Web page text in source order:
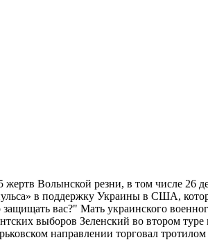
в результате эксгумационных работ обнаружены останки 55 жертв Волынской резни, в том числе 26 детей • ГУР, зачем-то, показали видео сегодняшней атаки морского дрона на отдыхающих на пляжах Ялты • The Atlantic пишет об «иссякании импульса» в поддержку Украины в США, который проявился в предыдущие месяцы на фоне усиления ударов по РФ и потепления в отношениях Зеленского и Трампа • "Ну и на***й оно надо защищать вас?" Мать украинского военного во Львовской области избили и выгнали из автобуса за русский язык • У Зеленского обострились отношения с Залужным • В случае президентских выборов Зеленский во втором туре проиграл бы всем основным конкурентам • Командир артиллерийского дивизиона одной из воинских частей, выполняющей боевые задачи на Харьковском направлении торговал тротилом • Турция, Саудовская Аравия и Пакистан создали военный союз • В Харькове тарифы на водоснабжение будут повышены в 3,5 раза • «Эту х@рню нужно заканчивать…»: Нардеп Гончаренко рассказал о штрафе за использование русского языка для известного украинского тренера • В бывших польских селах Островки и Воля-Островецкая на Волыни в результате эксгумационных работ обнаружены останки 55 жертв Волынской резни, в том числе 26 детей • ГУР, зачем-то, показали видео сегодняшней атаки морского дрона на отдыхающих на пляжах Ялты • The Atlantic пишет об «иссякании импульса» в поддержку Украины в США, который проявился в предыдущие месяцы на фоне усиления ударов по РФ и потепления в отношениях Зеленского и Трампа • "Ну и на***й оно надо защищать вас?" Мать украинского военного во Львовской области избили и выгнали из автобуса за русский язык • У Зеленского обострились отношения с Залужным • В случае президентских выборов Зеленский во втором туре проиграл бы всем основным конкурентам • Командир артиллерийского дивизиона одной из воинских частей, выполняющей боевые задачи на Харьковском направлении торговал тротилом • Турция, Саудовская Аравия и Пакистан создали военный союз • В Харькове тарифы на водоснабжение будут повышены в 3,5 раза • «Эту х@рню нужно заканчивать…»: Нардеп Гончаренко рассказал о штрафе за